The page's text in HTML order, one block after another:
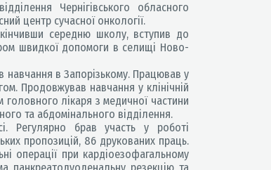
Чернігівського обласного
центр сучасної онкології.
середню школу, вступив до
швидкої допомоги в селищі Ново-
навчання в Запорізькому. Працював у
Продовжував навчання у клінічній
головного лікаря з медичної частини
та абдомінального відділення.
Регулярно брав участь у роботі
пропозицій, 86 друкованих праць.
операції при кардіоезофагальному